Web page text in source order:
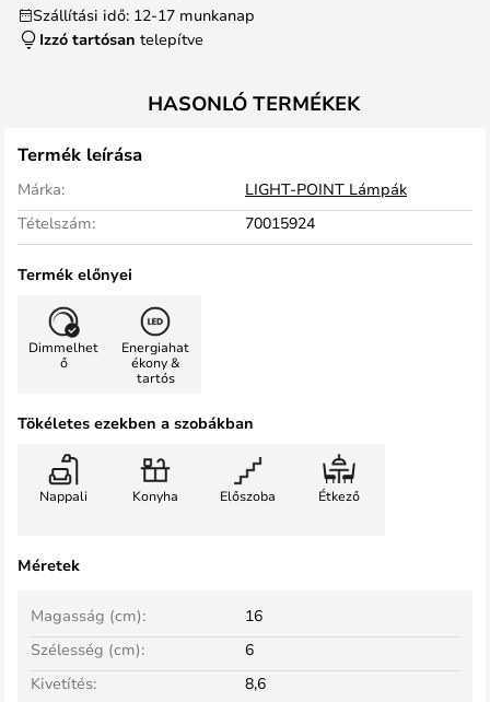
Szállítási idő: 12-17 munkanap
Izzó tartósan telepítve
HASONLÓ TERMÉKEK
Termék leírása
Márka:
LIGHT-POINT Lámpák
Tételszám:
70015924
Termék előnyei
Dimmelhet
ő
Energiahat
ékony &
tartós
Tökéletes ezekben a szobákban
Nappali Konyha Előszoba Étkező
Méretek
Szélesség (cm): 6
Magasság (cm): 16
Kivetítés: 8,6